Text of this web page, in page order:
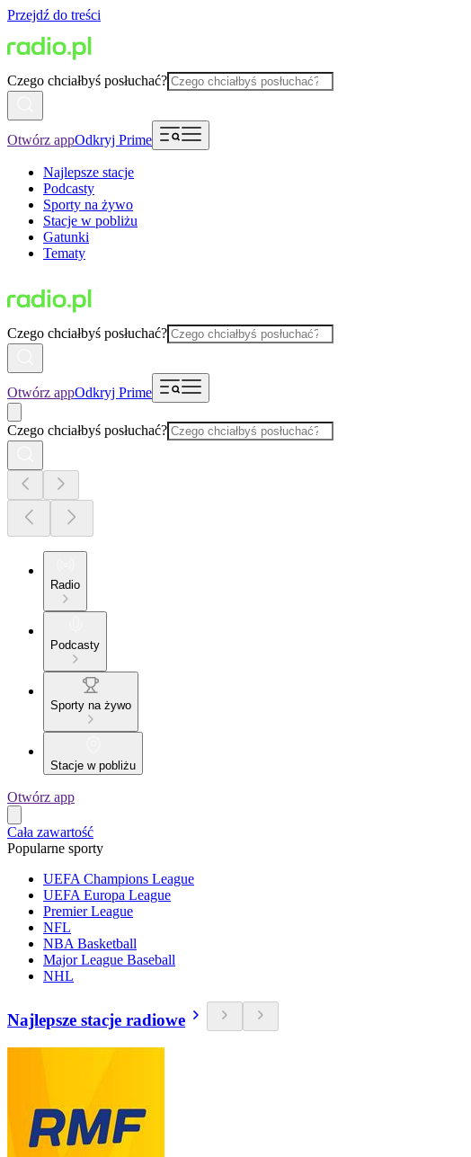
Przejdź do treści
Czego chciałbyś posłuchać?
Otwórz appOdkryj Prime
Najlepsze stacje
Podcasty
Sporty na żywo
Stacje w pobliżu
Gatunki
Tematy
Czego chciałbyś posłuchać?
Otwórz appOdkryj Prime
Czego chciałbyś posłuchać?
Radio
Podcasty
Sporty na żywo
Stacje w pobliżu
Otwórz app
Cała zawartość
Popularne sporty
UEFA Champions League
UEFA Europa League
Premier League
NFL
NBA Basketball
Major League Baseball
NHL
Najlepsze stacje radiowe